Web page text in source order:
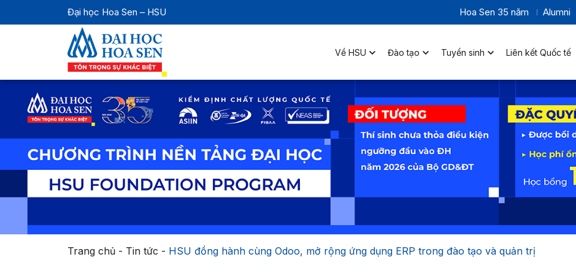
Đại học Hoa Sen – HSU Hoa Sen 35 năm Alumni
Về HSU Đào tạo Tuyển sinh Liên kết Quốc tế
Trang chủ- Tin tức - HSU đồng hành cùng Odoo, mở rộng ứng dụng ERP trong đào tạo và quản trị